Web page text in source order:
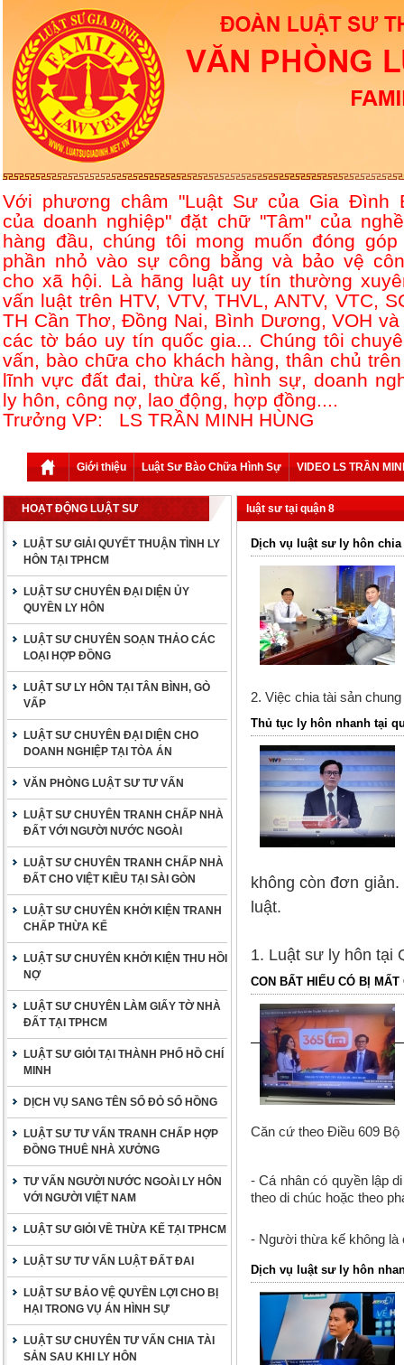
Với phương châm "Luật Sư của Gia Đình
của doanh nghiệp" đặt chữ "Tâm" của
hàng đầu, chúng tôi mong muốn đóng góp
phần nhỏ vào sự công bằng và bảo vệ
cho xã hội. Là hãng luật uy tín thường
vấn luật trên HTV, VTV, THVL, ANTV, VTC,
TH Cần Thơ, Đồng Nai, Bình Dương, VOH và
các tờ báo uy tín quốc gia... Chúng tôi
vấn, bào chữa cho khách hàng, thân chủ
lĩnh vực đất đai, thừa kế, hình sự, doanh
ly hôn, công nợ, lao động, hợp đồng....
Trưởng VP: LS TRẦN MINH HÙNG
Giới thiệu Luật Sư Bào Chữa Hình Sự VIDEO LS TRẦN
HOẠT ĐỘNG LUẬT SƯ
LUẬT SƯ GIẢI QUYẾT THUẬN TÌNH LY
HÔN TẠI TPHCM
LUẬT SƯ CHUYÊN ĐẠI DIỆN ỦY
QUYỀN LY HÔN
LUẬT SƯ CHUYÊN SOẠN THẢO CÁC
LOẠI HỢP ĐỒNG
LUẬT SƯ LY HÔN TẠI TÂN BÌNH, GÒ
VẤP
LUẬT SƯ CHUYÊN ĐẠI DIỆN CHO
DOANH NGHIỆP TẠI TÒA ÁN
VĂN PHÒNG LUẬT SƯ TƯ VẤN
LUẬT SƯ CHUYÊN TRANH CHẤP NHÀ
ĐẤT VỚI NGƯỜI NƯỚC NGOÀI
LUẬT SƯ CHUYÊN TRANH CHẤP NHÀ
ĐẤT CHO VIỆT KIỀU TẠI SÀI GÒN
LUẬT SƯ CHUYÊN KHỞI KIỆN TRANH
CHẤP THỪA KẾ
LUẬT SƯ CHUYÊN KHỞI KIỆN THU HỒI
NỢ
LUẬT SƯ CHUYÊN LÀM GIẤY TỜ NHÀ
ĐẤT TẠI TPHCM
LUẬT SƯ GIỎI TẠI THÀNH PHỐ HỒ CHÍ
MINH
DỊCH VỤ SANG TÊN SỔ ĐỎ SỔ HỒNG
LUẬT SƯ TƯ VẤN TRANH CHẤP HỢP
ĐỒNG THUÊ NHÀ XƯỞNG
TƯ VẤN NGƯỜI NƯỚC NGOÀI LY HÔN
VỚI NGƯỜI VIỆT NAM
LUẬT SƯ GIỎI VỀ THỪA KẾ TẠI TPHCM
LUẬT SƯ TƯ VẤN LUẬT ĐẤT ĐAI
LUẬT SƯ BẢO VỆ QUYỀN LỢI CHO BỊ
HẠI TRONG VỤ ÁN HÌNH SỰ
LUẬT SƯ CHUYÊN TƯ VẤN CHIA TÀI
SẢN SAU KHI LY HÔN
luật sư tại quận 8
Dịch vụ luật sư ly hôn chia
2. Việc chia tài sản
Thủ tục ly hôn nhanh tại
không còn đơn
luật.
1. Luật sư ly hôn tại
CON BẤT HIẾU CÓ BỊ
Căn cứ theo Điều 609
- Cá nhân có quyền lập
theo di chúc hoặc theo
- Người thừa kế không là
Dịch vụ luật sư ly hôn